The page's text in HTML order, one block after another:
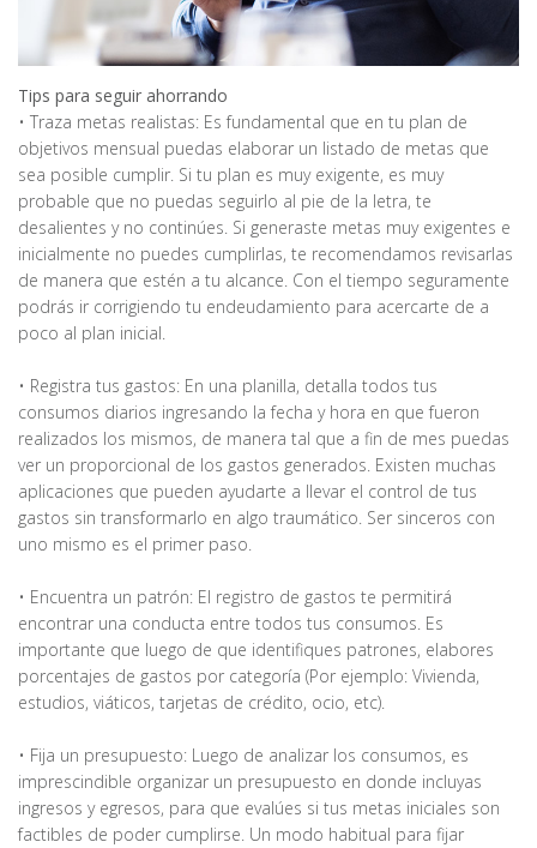
Tips para seguir ahorrando
• Traza metas realistas: Es fundamental que en tu plan de
objetivos mensual puedas elaborar un listado de metas que
sea posible cumplir. Si tu plan es muy exigente, es muy
probable que no puedas seguirlo al pie de la letra, te
desalientes y no continúes. Si generaste metas muy exigentes e
inicialmente no puedes cumplirlas, te recomendamos revisarlas
de manera que estén a tu alcance. Con el tiempo seguramente
podrás ir corrigiendo tu endeudamiento para acercarte de a
poco al plan inicial.
• Registra tus gastos: En una planilla, detalla todos tus
consumos diarios ingresando la fecha y hora en que fueron
realizados los mismos, de manera tal que a fin de mes puedas
ver un proporcional de los gastos generados. Existen muchas
aplicaciones que pueden ayudarte a llevar el control de tus
gastos sin transformarlo en algo traumático. Ser sinceros con
uno mismo es el primer paso.
• Encuentra un patrón: El registro de gastos te permitirá
encontrar una conducta entre todos tus consumos. Es
importante que luego de que identifiques patrones, elabores
porcentajes de gastos por categoría (Por ejemplo: Vivienda,
estudios, viáticos, tarjetas de crédito, ocio, etc).
• Fija un presupuesto: Luego de analizar los consumos, es
imprescindible organizar un presupuesto en donde incluyas
ingresos y egresos, para que evalúes si tus metas iniciales son
factibles de poder cumplirse. Un modo habitual para fijar